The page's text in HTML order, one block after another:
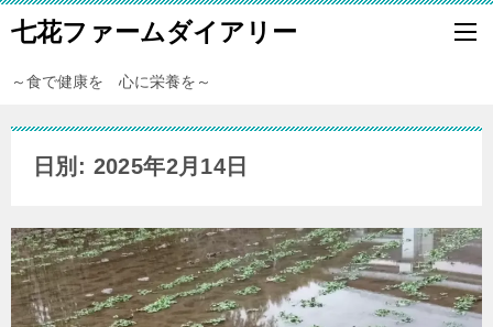
七花ファームダイアリー
～食で健康を 心に栄養を～
日別: 2025年2月14日